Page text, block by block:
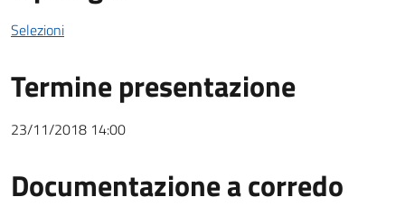
Selezioni
Termine presentazione
23/11/2018 14:00
Documentazione a corredo